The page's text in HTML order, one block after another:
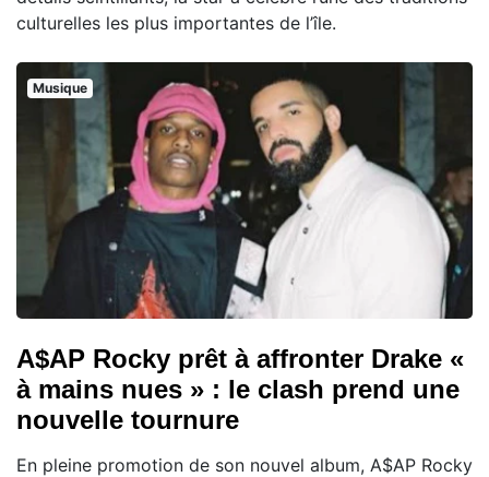
culturelles les plus importantes de l’île.
Musique
A$AP Rocky prêt à affronter Drake «
à mains nues » : le clash prend une
nouvelle tournure
En pleine promotion de son nouvel album, A$AP Rocky